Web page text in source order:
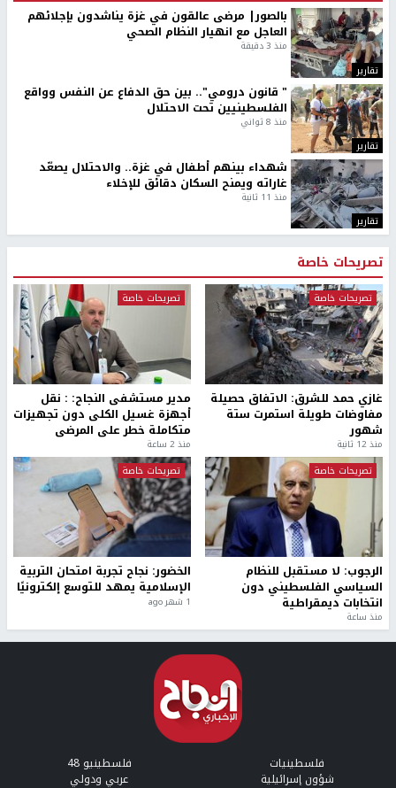
تقارير
بالصور| مرضى عالقون في غزة يناشدون بإجلائهم
العاجل مع انهيار النظام الصحي
منذ 3 دقيقة
تقارير
" قانون درومي".. بين حق الدفاع عن النفس وواقع
الفلسطينيين تحت الاحتلال
منذ 8 ثواني
تقارير
شهداء بينهم أطفال في غزة.. والاحتلال يصعّد
غاراته ويمنح السكان دقائق للإخلاء
منذ 11 ثانية
تصريحات خاصة
تصريحات خاصة
غازي حمد للشرق: الاتفاق حصيلة
مفاوضات طويلة استمرت ستة
شهور
منذ 12 ثانية
تصريحات خاصة
مدير مستشفى النجاح: : نقل
أجهزة غسيل الكلى دون تجهيزات
متكاملة خطر على المرضى
منذ 2 ساعة
تصريحات خاصة
الرجوب: لا مستقبل للنظام
السياسي الفلسطيني دون
انتخابات ديمقراطية
منذ ساعة
تصريحات خاصة
الخضور: نجاح تجربة امتحان التربية
الإسلامية يمهد للتوسع إلكترونيًا
1 شهر ago
فلسطينيات فلسطينيو 48
شؤون إسرائيلية عربي ودولي